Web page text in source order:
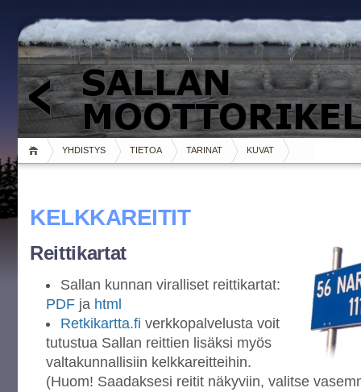
YHDISTYS TIETOA TARINAT KUVAT
KELKKAREITIT
Reittikartat
Sallan kunnan viralliset reittikartat:
PDF ja html
Retkikartta.fi verkkopalvelusta voit
tutustua Sallan reittien lisäksi myös
valtakunnallisiin kelkkareitteihin.
(Huom! Saadaksesi reitit näkyviin, valitse